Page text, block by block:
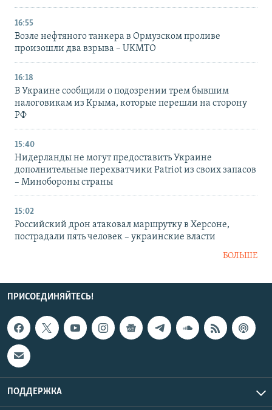
16:55
Возле нефтяного танкера в Ормузском проливе
произошли два взрыва – UKMTO
16:18
В Украине сообщили о подозрении трем бывшим
налоговикам из Крыма, которые перешли на сторону
РФ
15:40
Нидерланды не могут предоставить Украине
дополнительные перехватчики Patriot из своих запасов
– Минобороны страны
15:02
Российский дрон атаковал маршрутку в Херсоне,
пострадали пять человек – украинские власти
БОЛЬШЕ
ПРИСОЕДИНЯЙТЕСЬ!
ПОДДЕРЖКА